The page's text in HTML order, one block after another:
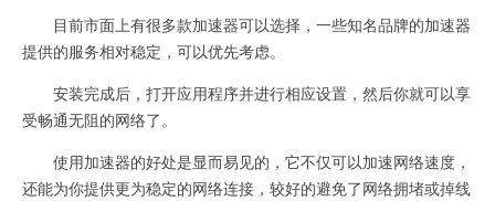
目前市面上有很多款加速器可以选择，一些知名品牌的加速器
提供的服务相对稳定，可以优先考虑。
安装完成后，打开应用程序并进行相应设置，然后你就可以享
受畅通无阻的网络了。
使用加速器的好处是显而易见的，它不仅可以加速网络速度，
还能为你提供更为稳定的网络连接，较好的避免了网络拥堵或掉线